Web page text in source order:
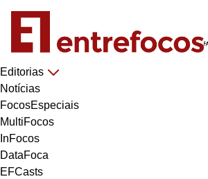
Editorias
Notícias
FocosEspeciais
MultiFocos
InFocos
DataFoca
EFCasts